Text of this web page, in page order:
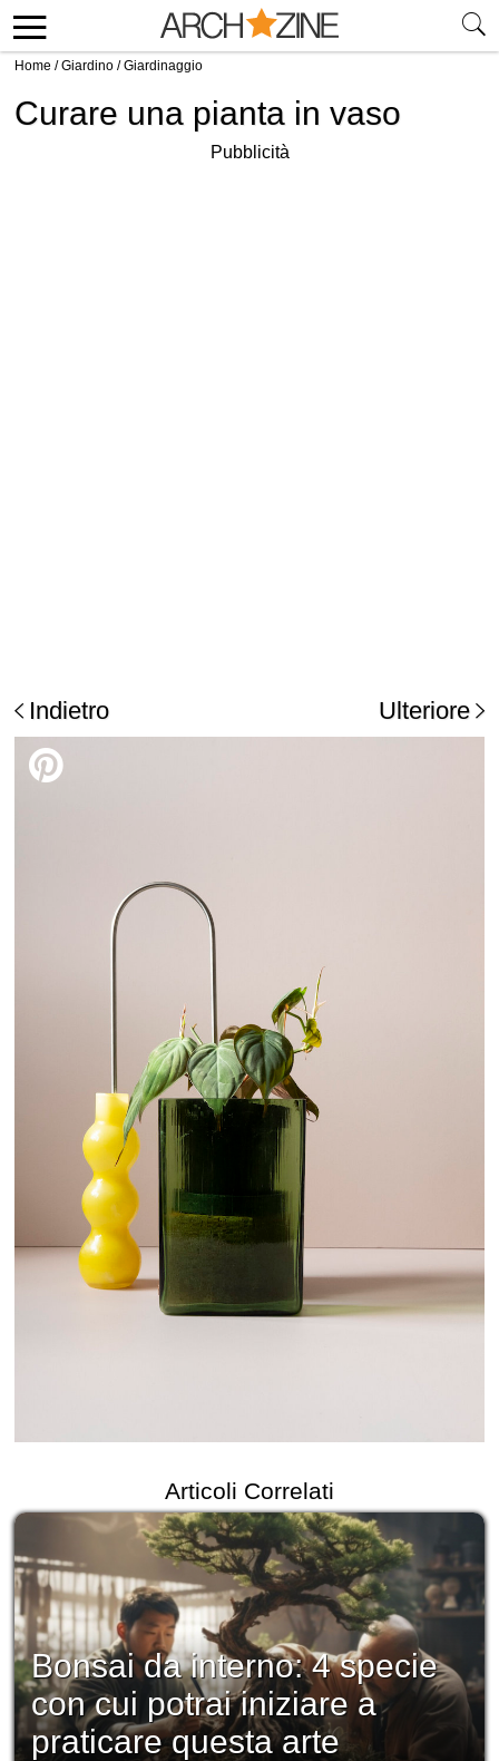
Home /Giardino /Giardinaggio
Curare una pianta in vaso
Pubblicità
Indietro Ulteriore
Articoli Correlati
Bonsai da interno: 4 specie
con cui potrai iniziare a
praticare questa arte